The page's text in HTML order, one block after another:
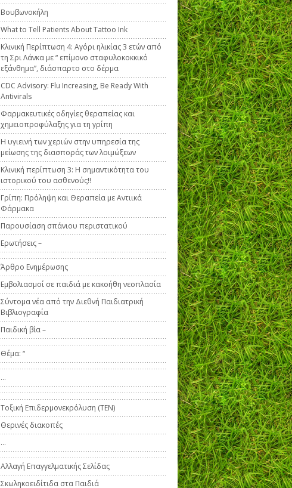
Βουβωνοκήλη
What to Tell Patients About Tattoo Ink
Κλινική Περίπτωση 4: Αγόρι ηλικίας 3 ετών από
τη Σρι Λάνκα με “ επίμονο σταφυλοκοκκικό
εξάνθημα”, διάσπαρτο στο δέρμα
CDC Advisory: Flu Increasing, Be Ready With
Antivirals
Φαρμακευτικές οδηγίες θεραπείας και
χημειοπροφύλαξης για τη γρίπη
Η υγιεινή των χεριών στην υπηρεσία της
μείωσης της διασποράς των λοιμώξεων
Κλινική περίπτωση 3: Η σημαντικότητα του
ιστορικού του ασθενούς!!
Γρίπη: Πρόληψη και Θεραπεία με Αντιικά
Φάρμακα
Παρουσίαση σπάνιου περιστατικού
Ερωτήσεις –
Άρθρο Ενημέρωσης
Εμβολιασμοί σε παιδιά με κακοήθη νεοπλασία
Σύντομα νέα από την Διεθνή Παιδιατρική
Βιβλιογραφία
Παιδική βία –
Θέμα: “
…
Τοξική Επιδερμονεκρόλυση (ΤΕΝ)
Θερινές διακοπές
…
Αλλαγή Επαγγελματικής Σελίδας
Σκωληκοειδίτιδα στα Παιδιά